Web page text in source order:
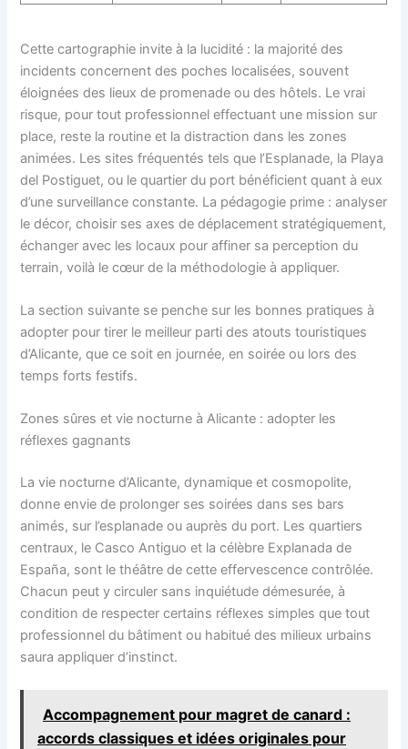
Cette cartographie invite à la lucidité : la majorité des
incidents concernent des poches localisées, souvent
éloignées des lieux de promenade ou des hôtels. Le vrai
risque, pour tout professionnel effectuant une mission sur
place, reste la routine et la distraction dans les zones
animées. Les sites fréquentés tels que l’Esplanade, la Playa
del Postiguet, ou le quartier du port bénéficient quant à eux
d’une surveillance constante. La pédagogie prime : analyser
le décor, choisir ses axes de déplacement stratégiquement,
échanger avec les locaux pour affiner sa perception du
terrain, voilà le cœur de la méthodologie à appliquer.
La section suivante se penche sur les bonnes pratiques à
adopter pour tirer le meilleur parti des atouts touristiques
d’Alicante, que ce soit en journée, en soirée ou lors des
temps forts festifs.
Zones sûres et vie nocturne à Alicante : adopter les
réflexes gagnants
La vie nocturne d’Alicante, dynamique et cosmopolite,
donne envie de prolonger ses soirées dans ses bars
animés, sur l’esplanade ou auprès du port. Les quartiers
centraux, le Casco Antiguo et la célèbre Explanada de
España, sont le théâtre de cette effervescence contrôlée.
Chacun peut y circuler sans inquiétude démesurée, à
condition de respecter certains réflexes simples que tout
professionnel du bâtiment ou habitué des milieux urbains
saura appliquer d’instinct.
Accompagnement pour magret de canard :
accords classiques et idées originales pour